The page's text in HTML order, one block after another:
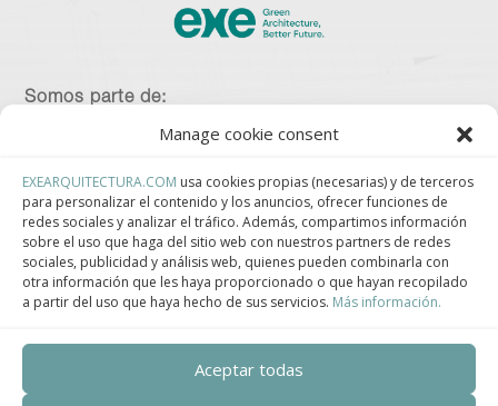
Manage cookie consent
EXEARQUITECTURA.COM usa cookies propias (necesarias) y de terceros
para personalizar el contenido y los anuncios, ofrecer funciones de
redes sociales y analizar el tráfico. Además, compartimos información
sobre el uso que haga del sitio web con nuestros partners de redes
sociales, publicidad y análisis web, quienes pueden combinarla con
otra información que les haya proporcionado o que hayan recopilado
a partir del uso que haya hecho de sus servicios. Más información.
Aceptar todas
Somos parte de:
Asociación Española de Construcción Industrializada.